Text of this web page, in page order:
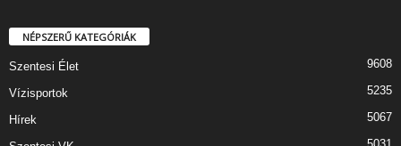
NÉPSZERŰ KATEGÓRIÁK
Szentesi Élet 9608
Vízisportok 5235
Hírek 5067